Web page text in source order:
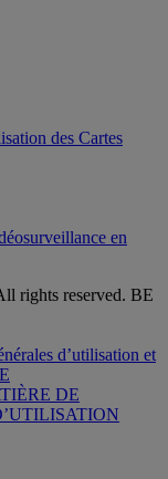
des Cartes
en
rights reserved. BE
d’utilisation et
DE